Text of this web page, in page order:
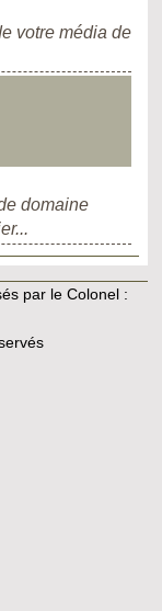
votre média de
domaine
par le Colonel :